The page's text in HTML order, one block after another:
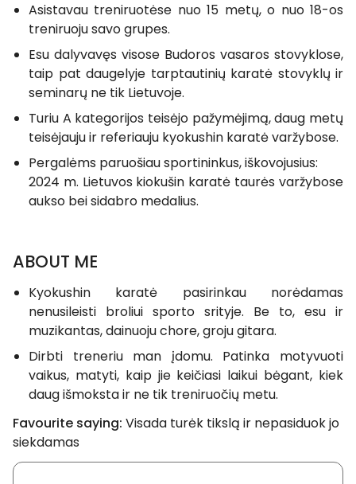
Asistavau treniruotėse nuo 15 metų, o nuo 18-os
treniruoju savo grupes.
Esu dalyvavęs visose Budoros vasaros stovyklose,
taip pat daugelyje tarptautinių karatė stovyklų ir
seminarų ne tik Lietuvoje.
Turiu A kategorijos teisėjo pažymėjimą, daug metų
teisėjauju ir referiauju kyokushin karatė varžybose.
Pergalėms paruošiau sportininkus, iškovojusius:
2024 m. Lietuvos kiokušin karatė taurės varžybose
aukso bei sidabro medalius.
ABOUT ME
Kyokushin karatė pasirinkau norėdamas
nenusileisti broliui sporto srityje. Be to, esu ir
muzikantas, dainuoju chore, groju gitara.
Dirbti treneriu man įdomu. Patinka motyvuoti
vaikus, matyti, kaip jie keičiasi laikui bėgant, kiek
daug išmoksta ir ne tik treniruočių metu.
Favourite saying: Visada turėk tikslą ir nepasiduok jo
siekdamas